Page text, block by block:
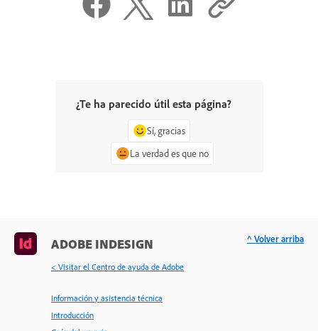
¿Te ha parecido útil esta página?
Sí, gracias
La verdad es que no
ADOBE INDESIGN
< Visitar el Centro de ayuda de Adobe
Información y asistencia técnica
Introducción
^ Volver arriba